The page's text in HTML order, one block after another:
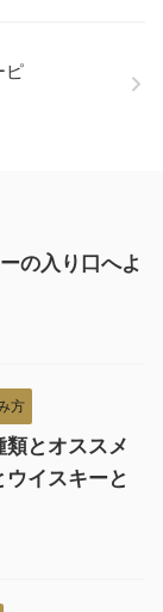
ピ
の入り口へよ
方
とオススメ
イスキーと